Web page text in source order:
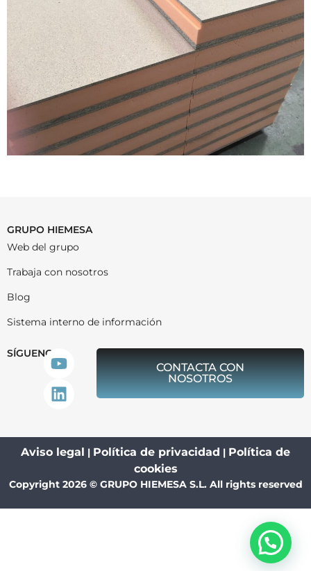
GRUPO HIEMESA
Web del grupo
Trabaja con nosotros
Blog
Sistema interno de información
SÍGUENOS
CONTACTA CON
NOSOTROS
Copyright 2026 © GRUPO HIEMESA S.L. All rights reserved
Aviso legal | Política de privacidad | Política de
cookies